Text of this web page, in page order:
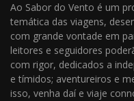
Ao Sabor do Vento é um
temática das viagens,
com grande vontade em
leitores e seguidores
com rigor, dedicados a
e tímidos; aventureiros e
isso, venha daí e viaje